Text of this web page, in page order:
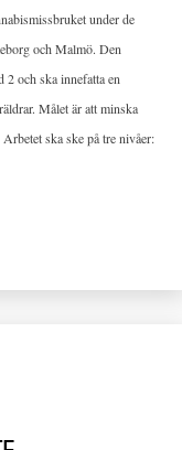
under de
och Malmö. Den
2 och ska innefatta en
Målet är att minska
ska ske på tre nivåer: